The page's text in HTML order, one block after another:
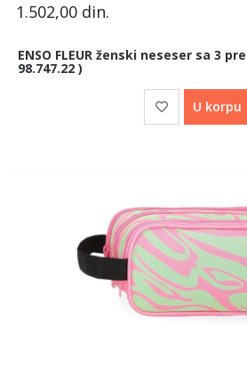
1.502,00 din.
ENSO FLEUR ženski neseser sa 3
98.747.22 )
U korpu